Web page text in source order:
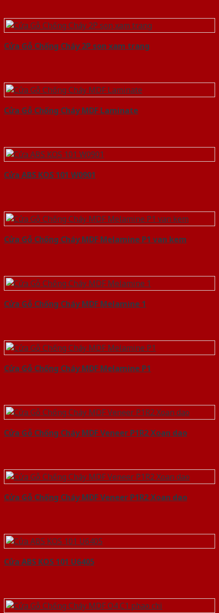
Cửa Gỗ Chống Cháy 2P son xam trang
Cửa Gỗ Chống Cháy MDF Laminate
Cửa ABS KOS 101 W0901
Cửa Gỗ Chống Cháy MDF Melamine P1 van kem
Cửa Gỗ Chống Cháy MDF Melamine 1
Cửa Gỗ Chống Cháy MDF Melamine P1
Cửa Gỗ Chống Cháy MDF Veneer P1R2 Xoan dao
Cửa Gỗ Chống Cháy MDF Veneer P1R2 Xoan dao
Cửa ABS KOS 101 U6405